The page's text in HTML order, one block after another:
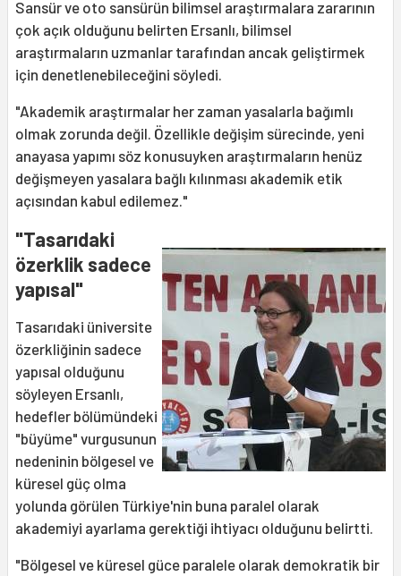
Sansür ve oto sansürün bilimsel araştırmalara zararının
çok açık olduğunu belirten Ersanlı, bilimsel
araştırmaların uzmanlar tarafından ancak geliştirmek
için denetlenebileceğini söyledi.
"Akademik araştırmalar her zaman yasalarla bağımlı
olmak zorunda değil. Özellikle değişim sürecinde, yeni
anayasa yapımı söz konusuyken araştırmaların henüz
değişmeyen yasalara bağlı kılınması akademik etik
açısından kabul edilemez."
"Tasarıdaki
özerklik sadece
yapısal"
Tasarıdaki üniversite
özerkliğinin sadece
yapısal olduğunu
söyleyen Ersanlı,
hedefler bölümündeki
"büyüme" vurgusunun
nedeninin bölgesel ve
küresel güç olma
yolunda görülen Türkiye'nin buna paralel olarak
akademiyi ayarlama gerektiği ihtiyacı olduğunu belirtti.
"Bölgesel ve küresel güce paralele olarak demokratik bir